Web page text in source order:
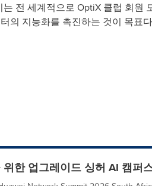
전 세계적으로 OptiX 클럽 회원
의 지능화를 촉진하는 것이 목표
한 업그레이드 싱허 AI 캠퍼